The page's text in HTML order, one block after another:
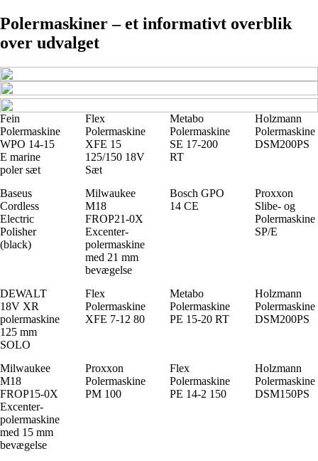
Polermaskiner – et informativt overblik
over udvalget
Fein
Polermaskine
WPO 14-15
E marine
poler sæt
Flex
Polermaskine
XFE 15
125/150 18V
Sæt
Metabo
Polermaskine
SE 17-200
RT
Holzmann
Polermaskine
DSM200PS
Baseus
Cordless
Electric
Polisher
(black)
Milwaukee
M18
FROP21-0X
Excenter-
polermaskine
med 21 mm
bevægelse
Bosch GPO
14 CE
Proxxon
Slibe- og
Polermaskine
SP/E
DEWALT
18V XR
polermaskine
125 mm
SOLO
Flex
Polermaskine
XFE 7-12 80
Metabo
Polermaskine
PE 15-20 RT
Holzmann
Polermaskine
DSM200PS
Milwaukee
M18
FROP15-0X
Excenter-
polermaskine
med 15 mm
bevægelse
Proxxon
Polermaskine
PM 100
Flex
Polermaskine
PE 14-2 150
Holzmann
Polermaskine
DSM150PS